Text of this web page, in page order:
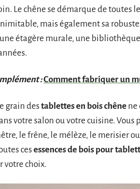
Le chêne se démarque de toutes
mais également sa
étagère murale, une
:Comment fabriquer un
grain destablettes en bois chêne ne
votre salon ou votre cuisine. Vous
le frêne, le mélèze, le merisier
cesessences de bois pour
votre choix.